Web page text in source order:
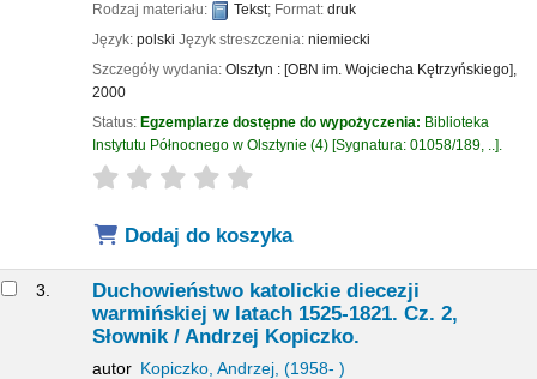
Rodzaj materiału:
Tekst; Format: druk
Język: polski Język streszczenia: niemiecki
Szczegóły wydania: Olsztyn : [OBN im. Wojciecha Kętrzyńskiego],
2000
Status: Egzemplarze dostępne do wypożyczenia: Biblioteka
Instytutu Północnego w Olsztynie (4) Sygnatura: 01058/189, .. .
star rating
Dodaj do koszyka
3.
Duchowieństwo katolickie diecezji
warmińskiej w latach 1525-1821. Cz. 2,
Słownik / Andrzej Kopiczko.
autor Kopiczko, Andrzej, (1958- )